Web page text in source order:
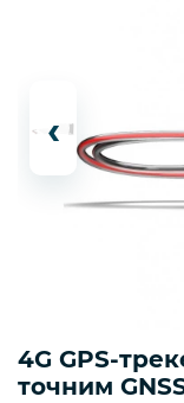
‹
4G GPS-
точним